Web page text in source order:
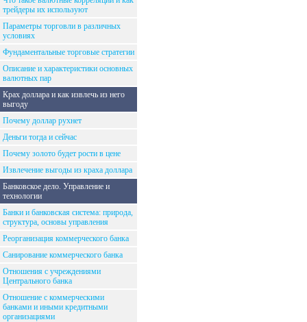
трейдеры их используют
Параметры торговли в различных
условиях
Фундаментальные торговые стратегии
Описание и характеристики основных
валютных пар
Крах доллара и как извлечь из него
выгоду
Почему доллар рухнет
Деньги тогда и сейчас
Почему золото будет рости в цене
Извлечение выгоды из краха доллара
Банковское дело. Управление и
технологии
Банки и банковская система: природа,
структура, основы управления
Реорганизация коммерческого банка
Санирование коммерческого банка
Отношения с учреждениями
Центрального банка
Отношение с коммерческими
банками и иными кредитными
организациями